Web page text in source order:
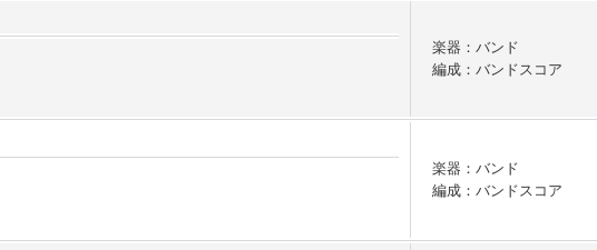
楽器：バンド
編成：バンドスコア
楽器：バンド
編成：バンドスコア